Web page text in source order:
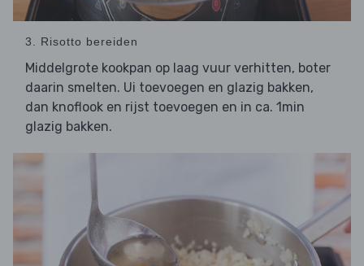
3. Risotto bereiden
Middelgrote kookpan op laag vuur verhitten, boter
daarin smelten. Ui toevoegen en glazig bakken,
dan knoflook en rijst toevoegen en in ca. 1min
glazig bakken.